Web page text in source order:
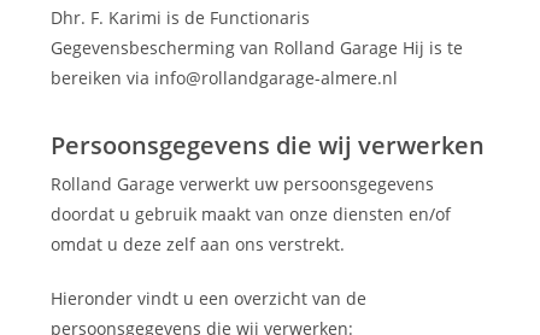
Dhr. F. Karimi is de Functionaris
Gegevensbescherming van Rolland Garage Hij is te
bereiken via info@rollandgarage-almere.nl
Persoonsgegevens die wij verwerken
Rolland Garage verwerkt uw persoonsgegevens
doordat u gebruik maakt van onze diensten en/of
omdat u deze zelf aan ons verstrekt.
Hieronder vindt u een overzicht van de
persoonsgegevens die wij verwerken: